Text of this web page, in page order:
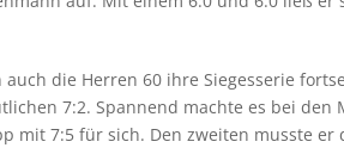
die Herren 60 ihre Siegesserie
7:2. Spannend machte es bei den
mit 7:5 für sich. Den zweiten musste